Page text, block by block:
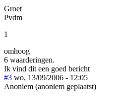
Groet
Pvdm
1
omhoog
6 waarderingen.
Ik vind dit een goed bericht
#3 wo, 13/09/2006 - 12:05
Anoniem (anoniem geplaatst)